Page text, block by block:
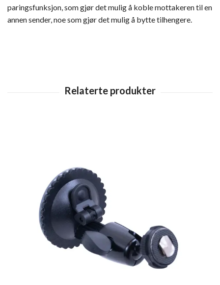
paringsfunksjon, som gjør det mulig å koble mottakeren til en
annen sender, noe som gjør det mulig å bytte tilhengere.